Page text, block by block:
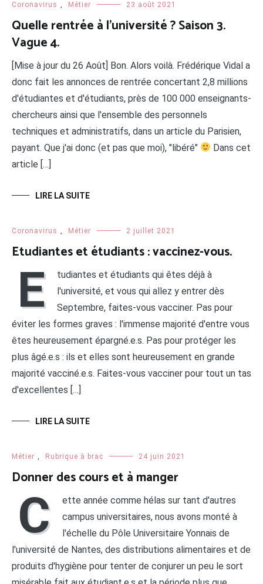
Coronavirus Métier 23 août 2021
Quelle rentrée à l’université ? Saison 3.
Vague 4.
[Mise à jour du 26 Août] Bon. Alors voilà. Frédérique Vidal a
donc fait les annonces de rentrée concertant 2,8 millions
d'étudiantes et d'étudiants, près de 100 000 enseignants-
chercheurs ainsi que l'ensemble des personnels
techniques et administratifs, dans un article du Parisien,
payant. Que j'ai donc (et pas que moi), "libéré"
Dans cet
article […]
LIRE LA SUITE
Coronavirus Métier 2 juillet 2021
Etudiantes et étudiants : vaccinez-vous.
E
tudiantes et étudiants qui êtes déjà à
l'université, et vous qui allez y entrer dès
Septembre, faites-vous vacciner. Pas pour
éviter les formes graves : l'immense majorité d'entre vous
êtes heureusement épargné.e.s. Pas pour protéger les
plus âgé.e.s : ils et elles sont heureusement en grande
majorité vacciné.e.s. Faites-vous vacciner pour tout un tas
d'excellentes […]
LIRE LA SUITE
Métier Rubrique à brac 24 juin 2021
Donner des cours et à manger
C
ette année comme hélas sur tant d'autres
campus universitaires, nous avons monté à
l'échelle du Pôle Universitaire Yonnais de
l'université de Nantes, des distributions alimentaires et de
produits d'hygiène pour tenter de conjurer un peu le sort